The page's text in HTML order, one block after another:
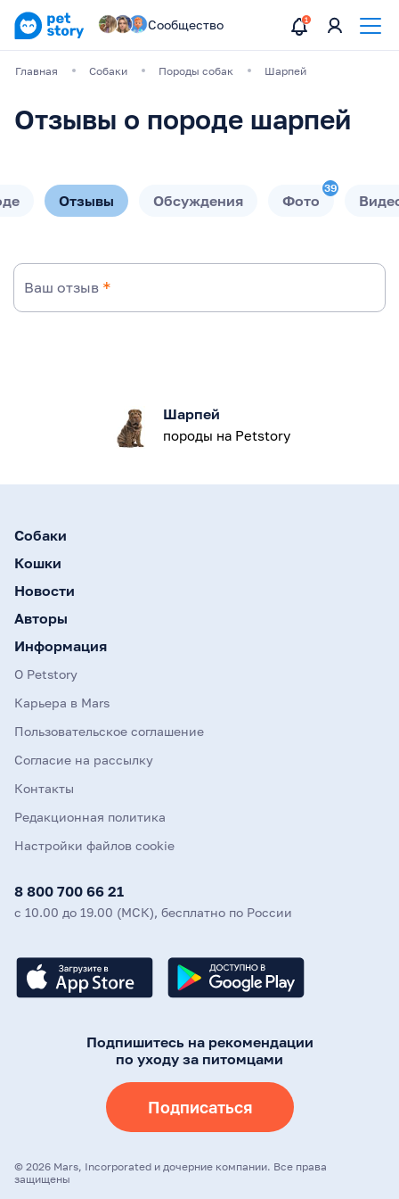
Сообщество
Главная Собаки Породы собак Шарпей
Отзывы о породе шарпей
Отзывы Обсуждения Фото
39
Ваш отзыв *
Шарпей
породы на Petstory
Собаки
Кошки
Новости
Авторы
Информация
О Petstory
Карьера в Mars
Пользовательское соглашение
Согласие на рассылку
Контакты
Редакционная политика
Настройки файлов cookie
8 800 700 66 21
с 10.00 до 19.00 (МСК), бесплатно по России
Подпишитесь на рекомендации
по уходу за питомцами
Подписаться
© 2026 Mars, Incorporated и дочерние компании. Все права
защищены